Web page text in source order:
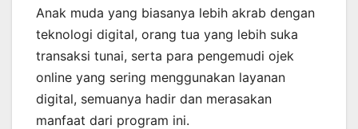
Anak muda yang biasanya lebih akrab dengan
teknologi digital, orang tua yang lebih suka
transaksi tunai, serta para pengemudi ojek
online yang sering menggunakan layanan
digital, semuanya hadir dan merasakan
manfaat dari program ini.